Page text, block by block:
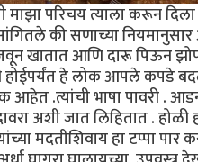
परिचय त्याला करून दिला
की सणाच्या
खातात आणि दारू पिऊन
होईपर्यंत हे लोक आपले कपडे
.त्यांची भाषा पावरी .
अशी जात लिहितात .
मदतीशिवाय हा टप्पा